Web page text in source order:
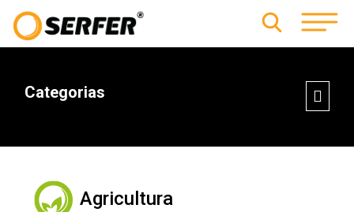
Categorias
Agricultura